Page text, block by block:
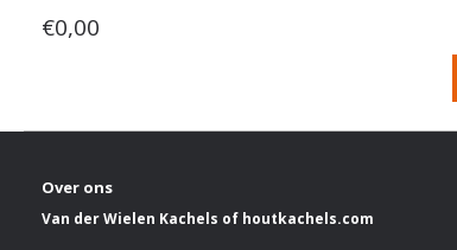
€0,00
Over ons
Van der Wielen Kachels of houtkachels.com